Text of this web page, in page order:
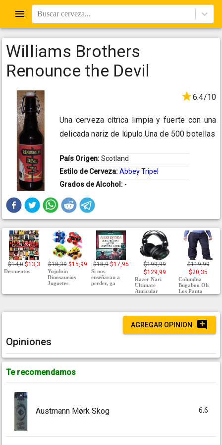
Buscar cerveza...
Williams Brothers
Renounce the Devil
6.4/10
Una cerveza cítrica limpia y fuerte con una
delicada nariz de lúpulo.Una de 500 botellas
País Origen:Scotland
Estilo de Cerveza:Abbey Tripel
Grados de Alcohol: -
$14,0 $13,3
Descuentos
$18,39 $15,99
Yojoloin
Dinosaurios
Juguetes
$18,9 $17,95
Si nos
enseñaran a
perder, ga
$199,99
$129,99
Razer Nari
Ultimate
Auricular
$119,99
$20,35
Columbia
Bugaboo Oh
Los Panta
AGREGAR OPINION
Opiniones
Te recomendamos
Austmann Mørk Skog 6.6